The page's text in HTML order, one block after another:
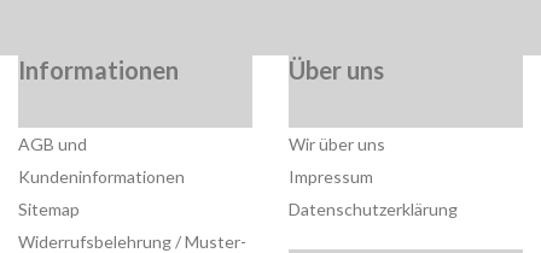
Informationen
AGB und
Kundeninformationen
Sitemap
Widerrufsbelehrung / Muster-
Über uns
Wir über uns
Impressum
Datenschutzerklärung